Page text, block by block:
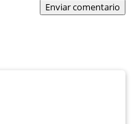
Enviar comentario